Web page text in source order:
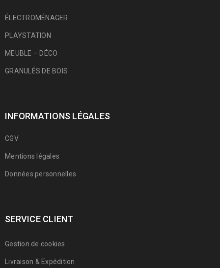
ÉLECTROMÉNAGER
PLAYSTATION
MEUBLE – DÉCO
GRANULÉS DE BOIS
INFORMATIONS LÉGALES
CGV
Mentions légales
Données personnelles
SERVICE CLIENT
Gestion de cookies
Livraison & Expédition